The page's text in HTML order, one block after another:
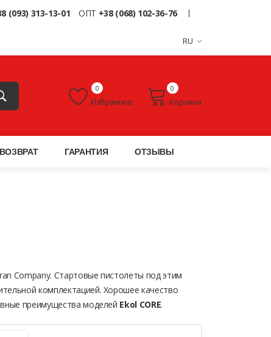
(093) 313-13-01 ОПТ +38 (068) 102-36-76
RU
Избранное
0
Корзина
0
ВОЗВРАТ ГАРАНТИЯ ОТЗЫВЫ
Company. Стартовые пистолеты под этим
комплектацией. Хорошее качество
преимущества моделей Ekol CORE.